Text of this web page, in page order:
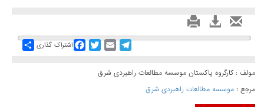
Share اشتراک گذاری
FacebookTwitterEmail
Telegram
مولف : کارگروه پاکستان موسسه مطالعات راهبردی شرق
مرجع : موسسه مطالعات راهبردی شرق